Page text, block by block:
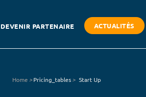
DEVENIR PARTENAIRE ACTUALITÉS
Home >Pricing_tables> Start Up